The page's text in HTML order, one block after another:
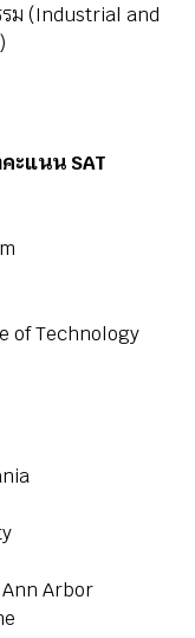
รม (Industrial and
ะแนน SAT
of Technology
Arbor